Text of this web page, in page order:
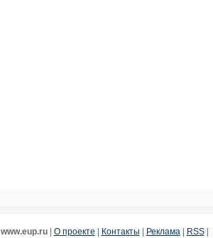
www.eup.ru| О проекте Контакты Реклама| RSS|